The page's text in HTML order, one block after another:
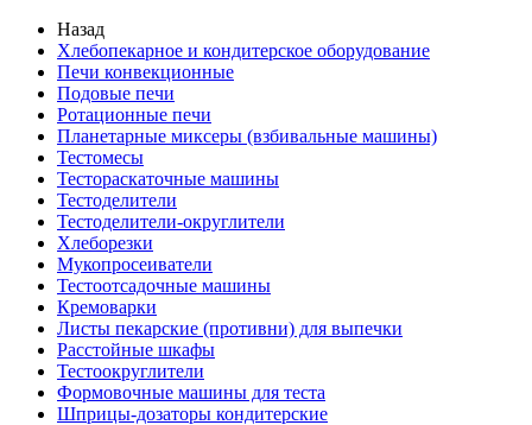
Назад
Хлебопекарное и кондитерское оборудование
Печи конвекционные
Подовые печи
Ротационные печи
Планетарные миксеры (взбивальные машины)
Тестомесы
Тестораскаточные машины
Тестоделители
Тестоделители-округлители
Хлеборезки
Мукопросеиватели
Тестоотсадочные машины
Кремоварки
Листы пекарские (противни) для выпечки
Расстойные шкафы
Тестоокруглители
Формовочные машины для теста
Шприцы-дозаторы кондитерские